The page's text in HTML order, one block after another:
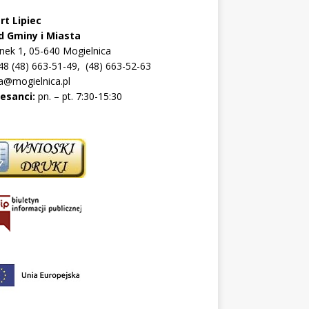
Lipiec
Gminy i Miasta
1, 05-640 Mogielnica
(48) 663-51-49, (48) 663-52-63
pn. – pt. 7:30-15:30